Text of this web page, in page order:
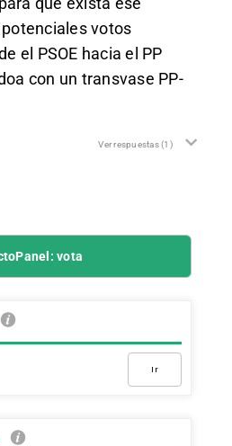
potenciales votos
el PSOE hacia el PP
con un transvase PP-
Ver respuestas(1)
vota
Ir